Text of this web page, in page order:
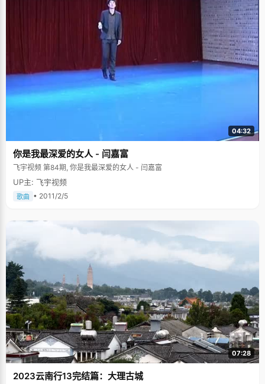
04:32
你是我最深爱的女人 - 闫嘉富
飞宇视频 第84期, 你是我最深爱的女人 - 闫嘉富
UP主: 飞宇视频
歌曲 • 2011/2/5
07:28
2023云南行13完结篇：大理古城